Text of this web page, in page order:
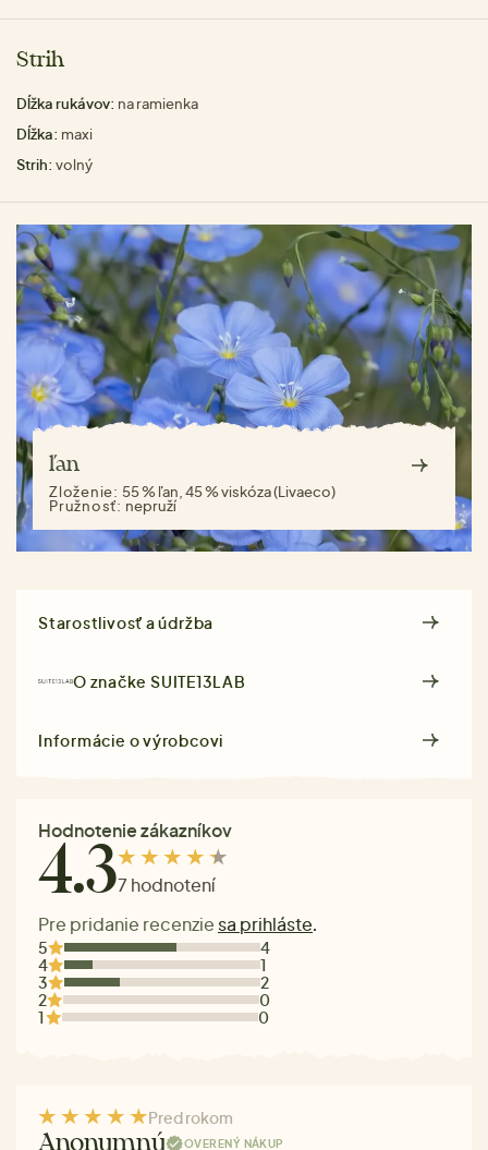
Strih
Dĺžka rukávov: na ramienka
Dĺžka: maxi
Strih: volný
ľan
Zloženie: 55 % ľan, 45 % viskóza (Livaeco)
Pružnosť: nepruží
Starostlivosť a údržba
O značkeSUITE13LAB
Informácie o výrobcovi
Hodnotenie zákazníkov
4.37 hodnotení
Pre pridanie recenzie sa prihláste.
5
4
4
1
3
2
2
0
1
0
Pred rokom
Anonymný OVERENÝ NÁKUP